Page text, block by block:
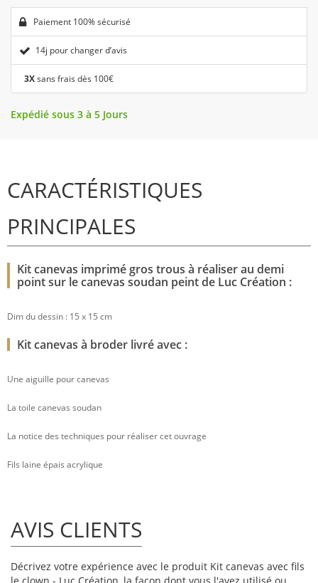
Paiement 100% sécurisé
14j pour changer d’avis
3Xsans frais dès 100€
Expédié sous 3 à 5 Jours
CARACTÉRISTIQUES
PRINCIPALES
Kit canevas imprimé gros trous à réaliser au demi
point sur le canevas soudan peint de Luc Création :
Dim du dessin : 15 x 15 cm
Kit canevas à broder livré avec :
Une aiguille pour canevas
La toile canevas soudan
La notice des techniques pour réaliser cet ouvrage
Fils laine épais acrylique
AVIS CLIENTS
Décrivez votre expérience avec le produit Kit canevas avec fils